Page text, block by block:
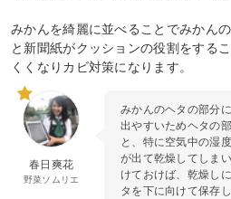
みかんを綺麗に並べることでみかん
と新聞紙がクッションの役割をする
くくなりカビ対策になります。
春日爽花
野菜ソムリエ
みかんのヘタの部分
出やすいためヘタの
と、特に空気中の湿
が出て乾燥してしま
けておけば、乾燥し
タを下に向けて保存し